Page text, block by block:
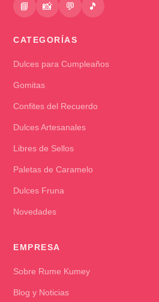
📘 📸 💬 🎵
CATEGORÍAS
Dulces para Cumpleaños
Gomitas
Confites del Recuerdo
Dulces Artesanales
Libres de Sellos
Paletas de Caramelo
Dulces Fruna
Novedades
EMPRESA
Sobre Rume Kumey
Blog y Noticias